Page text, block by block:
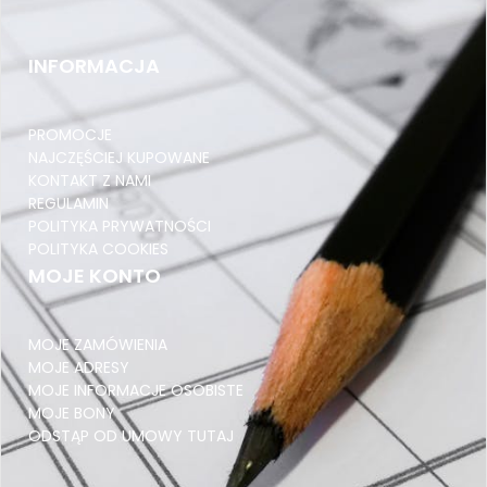
PRZEDZIAŁ DŁUGOŚCI 500-599
Pocztex Kurier M 650x400x200
PRZEKŁADKI TEKTUROWE
NAROŻNIKI TEKTUROWE
PRZEDZIAŁ DŁUGOŚCI 600-699
InPost Gabaryt B 640x380x190
KOPERTY KURIERSKIE
NOŻYKI I OSTRZA
PRZEDZIAŁ DŁUGOŚCI 700-799
Pocztex Kurier L 650x400x420
ZABEZPIECZENIA DO PALET NIE PIĘTROWAĆ
TEKTURA FALISTA
INFORMACJA
PROMOCJE
NAJCZĘŚCIEJ KUPOWANE
KONTAKT Z NAMI
REGULAMIN
POLITYKA PRYWATNOŚCI
POLITYKA COOKIES
MOJE KONTO
MOJE ZAMÓWIENIA
MOJE ADRESY
MOJE INFORMACJE OSOBISTE
MOJE BONY
ODSTĄP OD UMOWY TUTAJ